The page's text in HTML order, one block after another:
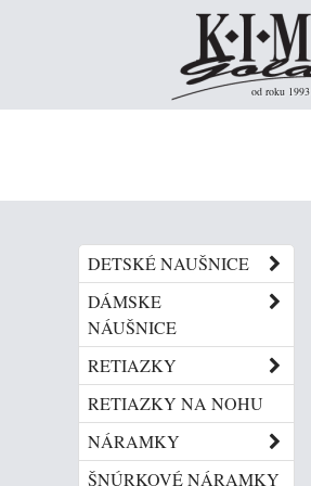
od roku 1993
DETSKÉ NAUŠNICE
DÁMSKE
NÁUŠNICE
RETIAZKY
RETIAZKY NA NOHU
NÁRAMKY
ŠNÚRKOVÉ NÁRAMKY